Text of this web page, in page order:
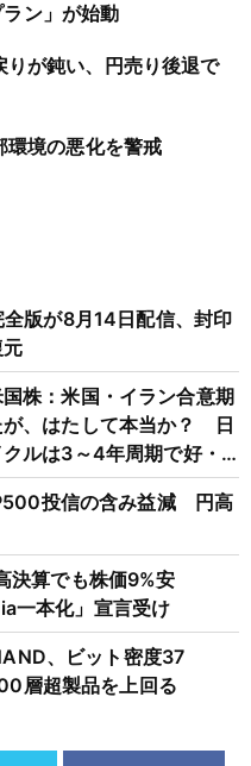
ン」が始動
が鈍い、円売り後退で
環境の悪化を警戒
版が8月14日配信、封印
：米国・イラン合意期
が、はたして本当か？ 日
ルは3～4年周期で好・
投信の含み益減 円高
決算でも株価9%安
一本化」宣言受け
、ビット密度37
層超製品を上回る